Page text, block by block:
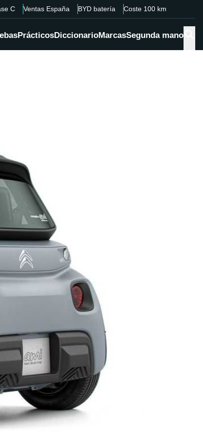
C Ventas España BYD batería Coste 100 km
PrácticosDiccionarioMarcasSegunda mano